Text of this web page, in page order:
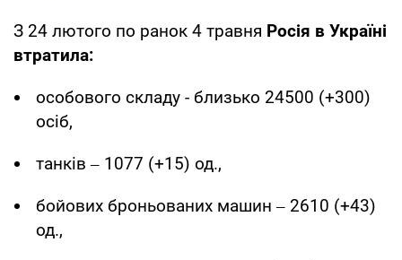
З 24 лютого по ранок 4 травня Росія в Україні
втратила:
особового складу - близько 24500 (+300)
осіб,
танків ‒ 1077 (+15) од.,
бойових броньованих машин ‒ 2610 (+43)
од.,